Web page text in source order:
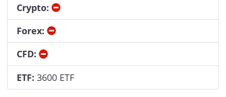
Crypto:
No
Forex:
No
CFD:
No
ETF: 3600 ETF